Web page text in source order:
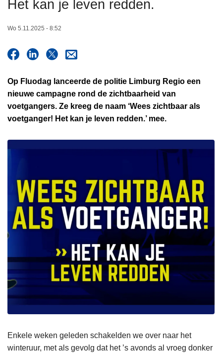
Het kan je leven redden.
Wo 5.11.2025 - 8:52
Op Fluodag lanceerde de politie Limburg Regio een
nieuwe campagne rond de zichtbaarheid van
voetgangers. Ze kreeg de naam ‘Wees zichtbaar als
voetganger! Het kan je leven redden.’ mee.
Enkele weken geleden schakelden we over naar het
winteruur, met als gevolg dat het ’s avonds al vroeg donker